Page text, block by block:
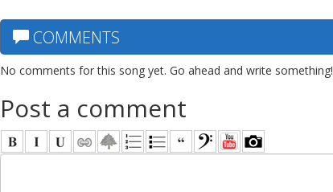
COMMENTS
No comments for this song yet. Go ahead and write something!
Post a comment